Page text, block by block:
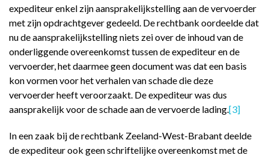
expediteur enkel zijn aansprakelijkstelling aan de vervoerder
met zijn opdrachtgever gedeeld. De rechtbank oordeelde dat
nu de aansprakelijkstelling niets zei over de inhoud van de
onderliggende overeenkomst tussen de expediteur en de
vervoerder, het daarmee geen document was dat een basis
kon vormen voor het verhalen van schade die deze
vervoerder heeft veroorzaakt. De expediteur was dus
aansprakelijk voor de schade aan de vervoerde lading.[3]
In een zaak bij de rechtbank Zeeland-West-Brabant deelde
de expediteur ook geen schriftelijke overeenkomst met de